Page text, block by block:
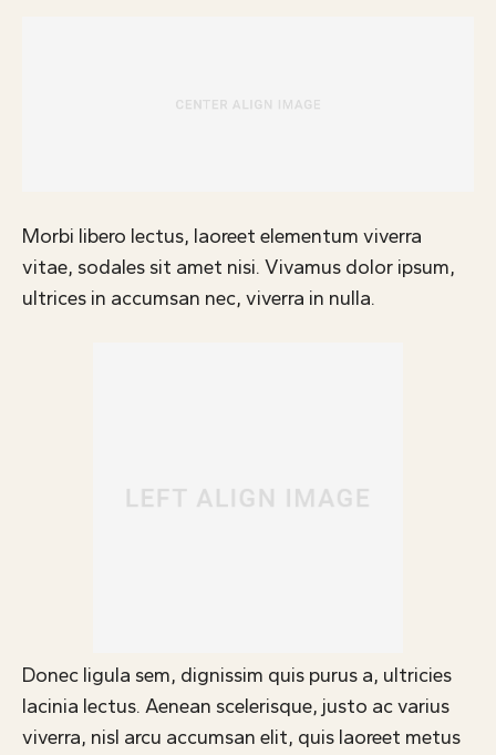
Morbi libero lectus, laoreet elementum viverra
vitae, sodales sit amet nisi. Vivamus dolor ipsum,
ultrices in accumsan nec, viverra in nulla.
Donec ligula sem, dignissim quis purus a, ultricies
lacinia lectus. Aenean scelerisque, justo ac varius
viverra, nisl arcu accumsan elit, quis laoreet metus